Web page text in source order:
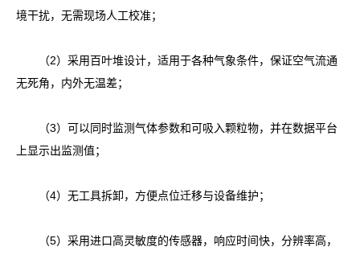
境干扰，无需现场人工校准；
（2）采用百叶堆设计，适用于各种气象条件，保证空气流通
无死角，内外无温差；
（3）可以同时监测气体参数和可吸入颗粒物，并在数据平台
上显示出监测值；
（4）无工具拆卸，方便点位迁移与设备维护；
（5）采用进口高灵敏度的传感器，响应时间快，分辨率高，